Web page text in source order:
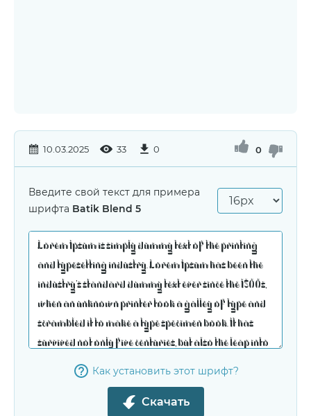
10.03.2025 33 0 0
Введите свой текст для примера
шрифта Batik Blend 5
Как установить этот шрифт?
Скачать